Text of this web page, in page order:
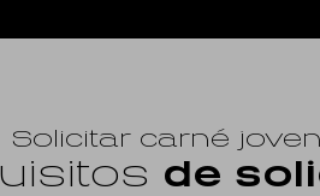
Solicitar carné joven
de